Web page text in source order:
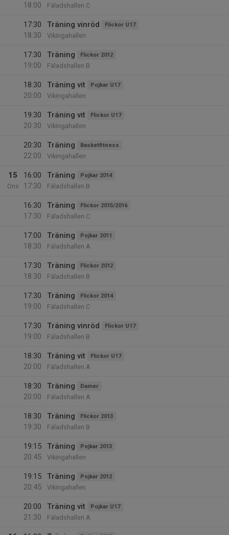
18:00
Fäladshallen C
17:30
18:30
Träning vinröd Flickor U17
Vikingahallen
17:30
19:00
Träning Flickor 2012
Fäladshallen B
18:30
20:00
Träning vit Pojkar U17
Vikingahallen
19:30
20:30
Träning vit Flickor U17
Vikingahallen
20:30
22:00
Träning Basketfitness
Vikingahallen
15
Ons
16:00
17:30
Träning Pojkar 2014
Fäladshallen B
16:30
17:30
Träning Flickor 2015/2016
Fäladshallen C
17:00
18:30
Träning Pojkar 2011
Fäladshallen A
17:30
18:30
Träning Flickor 2012
Fäladshallen B
17:30
19:00
Träning Flickor 2014
Fäladshallen C
17:30
19:00
Träning vinröd Flickor U17
Fäladshallen B
18:30
20:00
Träning vit Flickor U17
Fäladshallen A
18:30
20:00
Träning Damer
Fäladshallen A
18:30
19:30
Träning Flickor 2013
Fäladshallen B
19:15
20:45
Träning Pojkar 2013
Vikingahallen
19:15
20:45
Träning Pojkar 2012
Vikingahallen
20:00
21:30
Träning vit Pojkar U17
Fäladshallen A